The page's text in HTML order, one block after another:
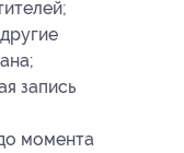
запись
момента